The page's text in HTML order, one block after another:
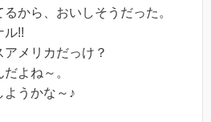
から、おいしそうだった。
ル!!
メリカだっけ？
よね～。
ようかな～♪